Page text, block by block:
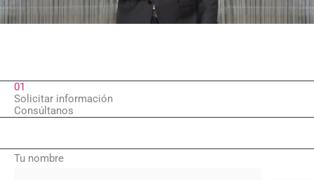
01
Solicitar información
Consúltanos
Tu nombre